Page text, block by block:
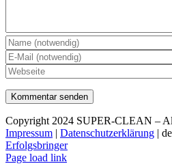
Copyright 2024 SUPER-CLEAN –
Impressum | Datenschutzerklärung |
Erfolgsbringer
Page load link